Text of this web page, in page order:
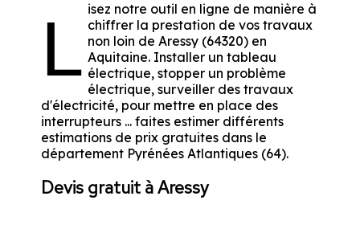
L isez notre outil en ligne de manière à
chiffrer la prestation de vos travaux
non loin de Aressy (64320) en
Aquitaine. Installer un tableau
électrique, stopper un problème
électrique, surveiller des travaux
d'électricité, pour mettre en place des
interrupteurs ... faites estimer différents
estimations de prix gratuites dans le
département Pyrénées Atlantiques (64).
Devis gratuit à Aressy